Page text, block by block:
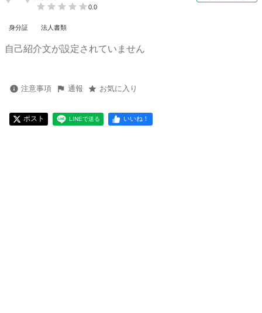
0.0
身分証 法人書類
自己紹介文が設定されていません
注意事項 通報 お気に入り
ポスト LINEで送る いいね！